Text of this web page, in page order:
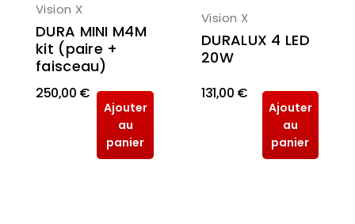
Vision X
DURA MINI M4M
kit (paire +
faisceau)
250,00 €
Ajouter
au
panier
Vision X
DURALUX 4 LED
20W
131,00 €
Ajouter
au
panier